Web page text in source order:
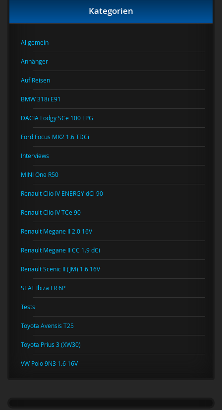
Kategorien
Allgemein
Anhänger
Auf Reisen
BMW 318i E91
DACIA Lodgy SCe 100 LPG
Ford Focus MK2 1.6 TDCi
Interviews
MINI One R50
Renault Clio IV ENERGY dCi 90
Renault Clio IV TCe 90
Renault Megane II 2.0 16V
Renault Megane II CC 1.9 dCi
Renault Scenic II (JM) 1.6 16V
SEAT Ibiza FR 6P
Tests
Toyota Avensis T25
Toyota Prius 3 (XW30)
VW Polo 9N3 1.6 16V